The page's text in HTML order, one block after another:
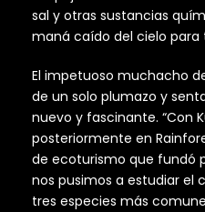
sal y otras sustancias
maná caído del cielo para
El impetuoso muchacho
de un solo plumazo y
nuevo y fascinante. “Con
posteriormente en
de ecoturismo que fundó
nos pusimos a estudiar el
tres especies más